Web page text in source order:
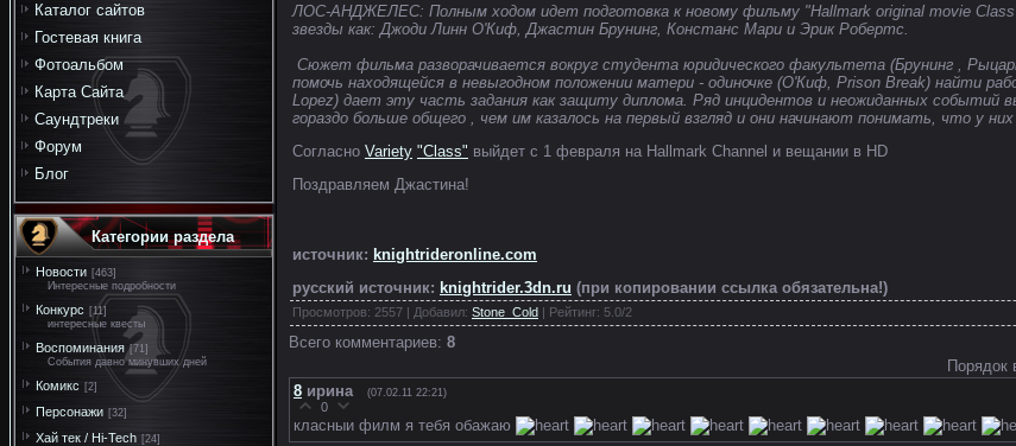
Каталог сайтов
Гостевая книга
Фотоальбом
Карта Сайта
Саундтреки
Форум
Блог
Категории раздела
Новости [463]
Интересные подробности
Конкурс [11]
интересные квесты
Воспоминания [71]
События давно минувших дней
Комикс [2]
Персонажи [32]
Хай тек / Hi-Tech [24]
ЛОС-АНДЖЕЛЕС: Полным ходом идет подготовка к новому фильму "Hallmark original movie
звезды как: Джоди Линн О'Киф, Джастин Брунинг, Констанс Мари и Эрик Робертс.
Сюжет фильма разворачивается вокруг студента юридического факультета (Брунинг ,
помочь находящейся в невыгодном положении матери - одиночке (О'Киф, Prison Break) найти
Lopez) дает эту часть задания как защиту диплома. Ряд инцидентов и неожиданных событий
гораздо больше общего , чем им казалось на первый взгляд и они начинают понимать, что у
Согласно Variety "Class" выйдет с 1 февраля на Hallmark Channel и вещании в HD
Поздравляем Джастина!
источник: knightrideronline.com
русский источник: knightrider.3dn.ru (при копировании ссылка обязательна!)
Просмотров: 2557 | Добавил: Stone_Cold Рейтинг: 5.0/2
Всего комментариев: 8
Порядок
8 ирина (07.02.11 22:21)
0
класныи филм я тебя обажаю